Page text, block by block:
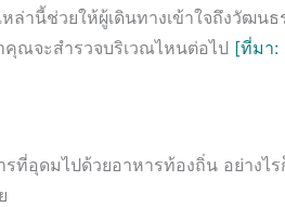
หล่านี้ช่วยให้ผู้เดินทางเข้าใจถึงวัฒ
คุณจะสำรวจบริเวณไหนต่อไป [ที่มา:
อุดมไปด้วยอาหารท้องถิ่น อย่างไ